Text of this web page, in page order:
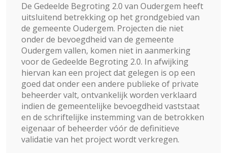
De Gedeelde Begroting 2.0 van Oudergem heeft
uitsluitend betrekking op het grondgebied van
de gemeente Oudergem. Projecten die niet
onder de bevoegdheid van de gemeente
Oudergem vallen, komen niet in aanmerking
voor de Gedeelde Begroting 2.0. In afwijking
hiervan kan een project dat gelegen is op een
goed dat onder een andere publieke of private
beheerder valt, ontvankelijk worden verklaard
indien de gemeentelijke bevoegdheid vaststaat
en de schriftelijke instemming van de betrokken
eigenaar of beheerder vóór de definitieve
validatie van het project wordt verkregen.